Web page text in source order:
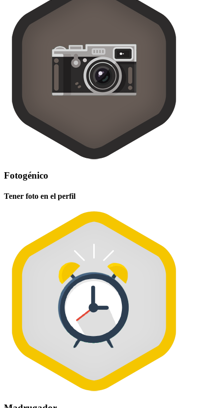
Fotogénico
Tener foto en el perfil